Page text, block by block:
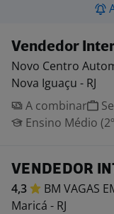
Vendedor
Novo Centro
Nova Iguaçu - RJ
A combinar
Ensino Médio
VENDEDOR
4,3 BM VAGAS
Maricá - RJ